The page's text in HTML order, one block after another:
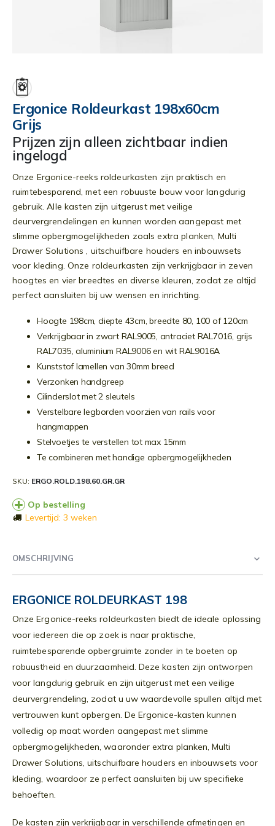
het
begin
van
de
afbeeldingen-
gallerij
Ergonice Roldeurkast 198x60cm
Grijs
Prijzen zijn alleen zichtbaar indien
ingelogd
Onze Ergonice-reeks roldeurkasten zijn praktisch en
ruimtebesparend, met een robuuste bouw voor langdurig
gebruik. Alle kasten zijn uitgerust met veilige
deurvergrendelingen en kunnen worden aangepast met
slimme opbergmogelijkheden zoals extra planken, Multi
Drawer Solutions , uitschuifbare houders en inbouwsets
voor kleding. Onze roldeurkasten zijn verkrijgbaar in zeven
hoogtes en vier breedtes en diverse kleuren, zodat ze altijd
perfect aansluiten bij uw wensen en inrichting.
Hoogte 198cm, diepte 43cm, breedte 80, 100 of 120cm
Verkrijgbaar in zwart RAL9005, antraciet RAL7016, grijs
RAL7035, aluminium RAL9006 en wit RAL9016A
Kunststof lamellen van 30mm breed
Verzonken handgreep
Cilinderslot met 2 sleutels
Verstelbare legborden voorzien van rails voor
hangmappen
Stelvoetjes te verstellen tot max 15mm
Te combineren met handige opbergmogelijkheden
SKU ERGO.ROLD.198.60.GR.GR
Op bestelling
Levertijd: 3 weken
OMSCHRIJVING
ERGONICE ROLDEURKAST 198
Onze Ergonice-reeks roldeurkasten biedt de ideale oplossing
voor iedereen die op zoek is naar praktische,
ruimtebesparende opbergruimte zonder in te boeten op
robuustheid en duurzaamheid. Deze kasten zijn ontworpen
voor langdurig gebruik en zijn uitgerust met een veilige
deurvergrendeling, zodat u uw waardevolle spullen altijd met
vertrouwen kunt opbergen. De Ergonice-kasten kunnen
volledig op maat worden aangepast met slimme
opbergmogelijkheden, waaronder extra planken, Multi
Drawer Solutions, uitschuifbare houders en inbouwsets voor
kleding, waardoor ze perfect aansluiten bij uw specifieke
behoeften.
De kasten zijn verkrijgbaar in verschillende afmetingen en